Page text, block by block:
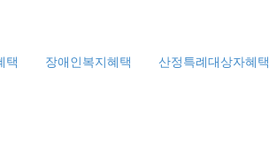
택 장애인복지혜택 산정특례대상자혜택